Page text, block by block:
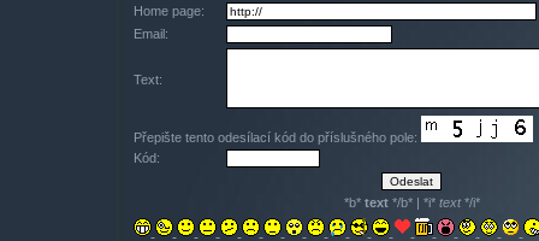
Home page:
Email:
Text:
Přepište tento odesílací kód do příslušného pole:
Kód:
*b* text*/b* | *i* text*/i*